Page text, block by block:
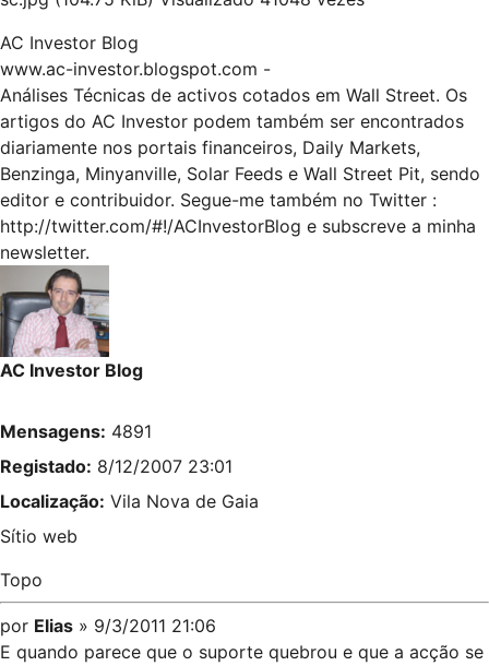
AC Investor Blog
www.ac-investor.blogspot.com -
Análises Técnicas de activos cotados em Wall Street. Os
artigos do AC Investor podem também ser encontrados
diariamente nos portais financeiros, Daily Markets,
Benzinga, Minyanville, Solar Feeds e Wall Street Pit, sendo
editor e contribuidor. Segue-me também no Twitter :
http://twitter.com/#!/ACInvestorBlog e subscreve a minha
newsletter.
AC Investor Blog
Mensagens: 4891
Registado: 8/12/2007 23:01
Localização: Vila Nova de Gaia
Sítio web
Topo
por Elias » 9/3/2011 21:06
E quando parece que o suporte quebrou e que a acção se